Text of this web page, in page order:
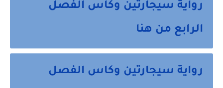
رواية سيجارتين وكاس الفصل
الرابع من هنا
رواية سيجارتين وكاس الفصل